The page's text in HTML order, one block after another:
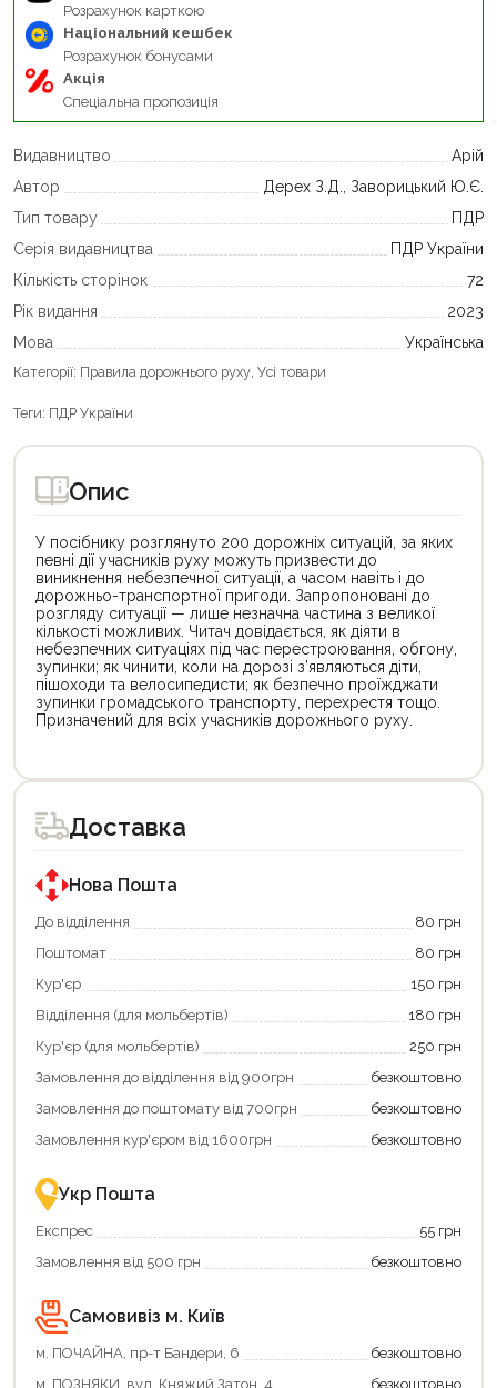
Розрахунок карткою
Національний кешбек
Розрахунок бонусами
Акція
Спеціальна пропозиція
Видавництво
Арій
Автор
Дерех З.Д., Заворицький Ю.Є.
Тип товару
ПДР
Серія видавництва
ПДР України
Кількість сторінок
72
Рік видання
2023
Мова
Українська
Категорії: Правила дорожнього руху Усі товари
Теги: ПДР України
Опис
У посібнику розглянуто 200 дорожніх ситуацій, за яких
певні дії учасників руху можуть призвести до
виникнення небезпечної ситуації, а часом навіть і до
дорожньо-транспортної пригоди. Запропоновані до
розгляду ситуації — лише незначна частина з великої
кількості можливих. Читач довідається, як діяти в
небезпечних ситуаціях під час перестроювання, обгону,
зупинки; як чинити, коли на дорозі з’являються діти,
пішоходи та велосипедисти; як безпечно проїжджати
зупинки гро­мадсь­кого транспорту, перехрестя тощо.
Призначений для всіх учасників дорожнього руху.
товар
для
покупки
державною
програмою
єКнига.
Використовуйте
карту
щоб
зекономити
та
отримати
переваги!
картою
єКнига
–
зручно
та
товар
для
покупки
державною
програмою
«Національний
кешбек».
покупку
«Національний
кешбек»
та
отримуйте
повернення
Економте
більше
разом
державною
підтримкою!
Доставка
Нова Пошта
До відділення
80 грн
Поштомат
80 грн
Кур'єр
150 грн
Відділення (для мольбертів)
180 грн
Кур'єр (для мольбертів)
250 грн
Замовлення до відділення від 900грн
безкоштовно
Замовлення до поштомату від 700грн
безкоштовно
Замовлення кур'єром від 1600грн
безкоштовно
Укр Пошта
Експрес
55 грн
Замовлення від 500 грн
безкоштовно
Самовивіз м. Київ
м. ПОЧАЙНА, пр-т Бандери, 6
безкоштовно
м. ПОЗНЯКИ, вул. Княжий Затон, 4
безкоштовно